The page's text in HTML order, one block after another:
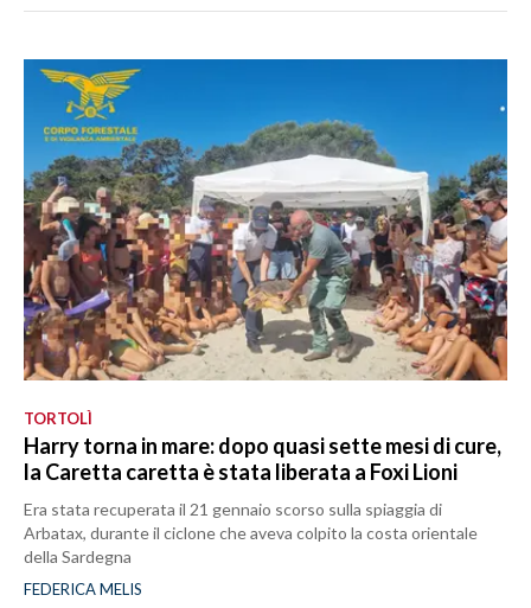
TORTOLÌ
Harry torna in mare: dopo quasi sette mesi di cure,
la Caretta caretta è stata liberata a Foxi Lioni
Era stata recuperata il 21 gennaio scorso sulla spiaggia di
Arbatax, durante il ciclone che aveva colpito la costa orientale
della Sardegna
FEDERICA MELIS